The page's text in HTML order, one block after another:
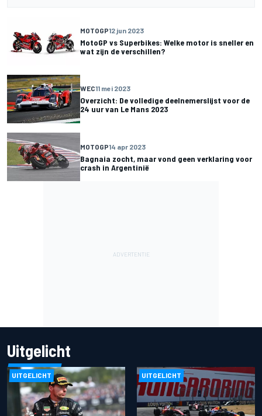
MOTOGP12 jun 2023
MotoGP vs Superbikes: Welke motor is sneller en
wat zijn de verschillen?
WEC11 mei 2023
Overzicht: De volledige deelnemerslijst voor de
24 uur van Le Mans 2023
MOTOGP14 apr 2023
Bagnaia zocht, maar vond geen verklaring voor
crash in Argentinië
Uitgelicht
UITGELICHT UITGELICHT